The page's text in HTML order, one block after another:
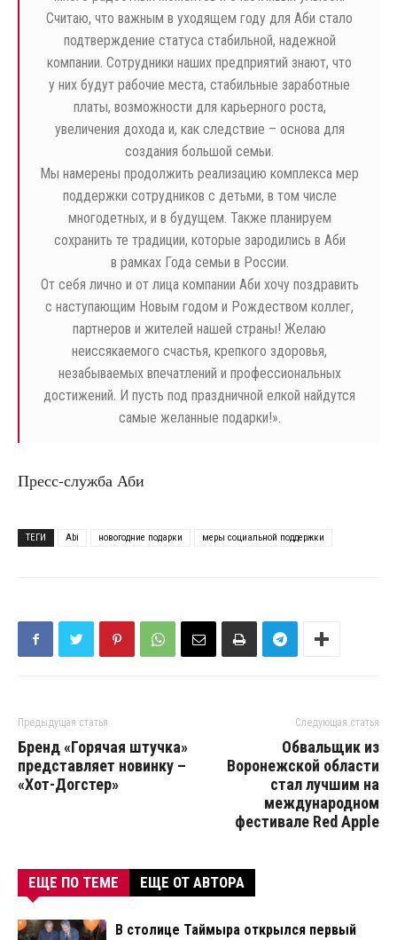
Считаю, что важным в уходящем году для Аби стало
подтверждение статуса стабильной, надежной
компании. Сотрудники наших предприятий знают, что
у них будут рабочие места, стабильные заработные
платы, возможности для карьерного роста,
увеличения дохода и, как следствие – основа для
создания большой семьи.
Мы намерены продолжить реализацию комплекса мер
поддержки сотрудников с детьми, в том числе
многодетных, и в будущем. Также планируем
сохранить те традиции, которые зародились в Аби
в рамках Года семьи в России.
От себя лично и от лица компании Аби хочу поздравить
с наступающим Новым годом и Рождеством коллег,
партнеров и жителей нашей страны! Желаю
неиссякаемого счастья, крепкого здоровья,
незабываемых впечатлений и профессиональных
достижений. И пусть под праздничной елкой найдутся
самые желанные подарки!».
Пресс-служба Аби
ТЕГИ Abi новогодние подарки меры социальной поддержки
Предыдущая статья
Бренд «Горячая штучка»
представляет новинку –
«Хот-Догстер»
Следующая статья
Обвальщик из
Воронежской области
стал лучшим на
международном
фестивале Red Apple
ЕЩЕ ПО ТЕМЕ ЕЩЕ ОТ АВТОРА
В столице Таймыра открылся первый